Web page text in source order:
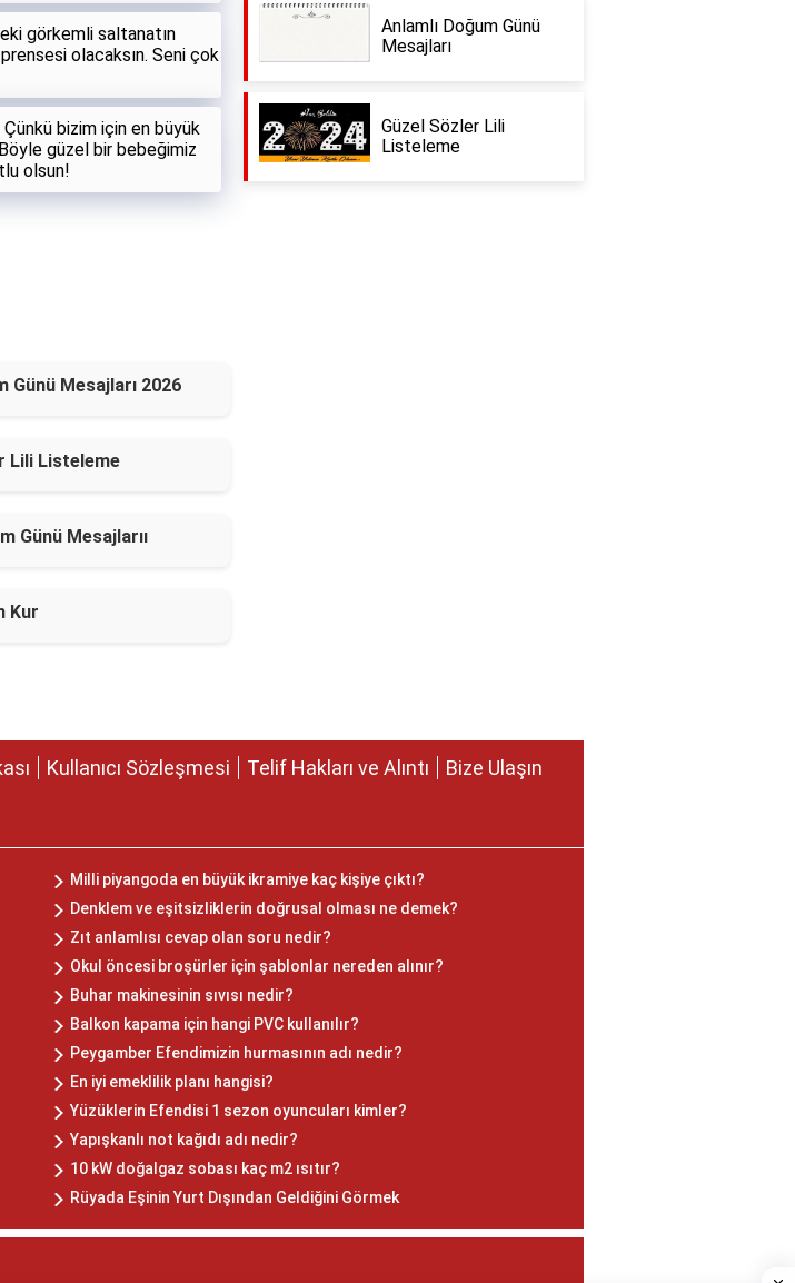
görkemli saltanatın
olacaksın. Seni çok
bizim için en büyük
güzel bir bebeğimiz
olsun!
Günü Mesajları 2026
Lili Listeleme
Günü Mesajlarıı
Kur
Anlamlı Doğum Günü
Mesajları
Güzel Sözler Lili
Listeleme
Kullanıcı Sözleşmesi Telif Hakları ve Alıntı Bize Ulaşın
Milli piyangoda en büyük ikramiye kaç kişiye çıktı?
Denklem ve eşitsizliklerin doğrusal olması ne demek?
Zıt anlamlısı cevap olan soru nedir?
Okul öncesi broşürler için şablonlar nereden alınır?
Buhar makinesinin sıvısı nedir?
Balkon kapama için hangi PVC kullanılır?
Peygamber Efendimizin hurmasının adı nedir?
En iyi emeklilik planı hangisi?
Yüzüklerin Efendisi 1 sezon oyuncuları kimler?
Yapışkanlı not kağıdı adı nedir?
10 kW doğalgaz sobası kaç m2 ısıtır?
Rüyada Eşinin Yurt Dışından Geldiğini Görmek